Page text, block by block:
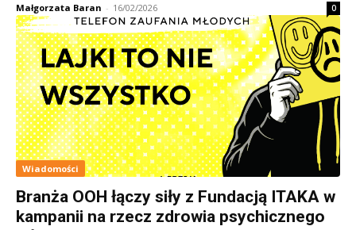
Małgorzata Baran - 16/02/2026 0
Wiadomości
Branża OOH łączy siły z Fundacją ITAKA w
kampanii na rzecz zdrowia psychicznego